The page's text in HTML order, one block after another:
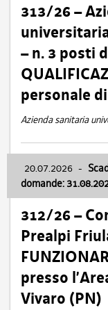
313/26 –
– n. 3 posti
personale
Azienda sanitaria
20.07.2026 -
domande:
312/26 –
Prealpi
presso
Vivaro (PN)